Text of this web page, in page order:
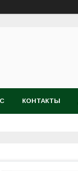
КОНТАКТЫ